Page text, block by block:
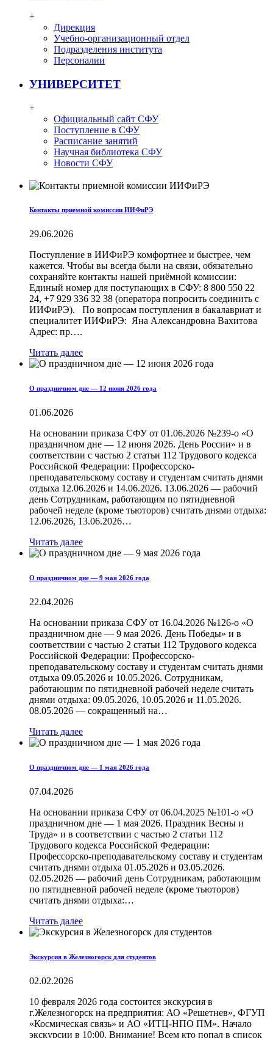
+
Дирекция
Учебно-организационный отдел
Подразделения института
Персоналии
УНИВЕРСИТЕТ
+
Официальный сайт СФУ
Поступление в СФУ
Расписание занятий
Научная библиотека СФУ
Новости СФУ
Контакты приемной комиссии ИИФиРЭ
29.06.2026
Поступление в ИИФиРЭ комфортнее и быстрее, чем
кажется. Чтобы вы всегда были на связи, обязательно
сохраняйте контакты нашей приёмной комиссии:
Единый номер для поступающих в СФУ: 8 800 550 22
24, +7 929 336 32 38 (оператора попросить соединить с
ИИФиРЭ). По вопросам поступления в бакалавриат и
специалитет ИИФиРЭ: Яна Александровна Вахитова
Адрес: пр….
Читать далее
О праздничном дне — 12 июня 2026 года
01.06.2026
На основании приказа СФУ от 01.06.2026 №239-о «О
праздничном дне — 12 июня 2026. День России» и в
соответствии с частью 2 статьи 112 Трудового кодекса
Российской Федерации: Профессорско-
преподавательскому составу и студентам считать днями
отдыха 12.06.2026 и 14.06.2026. 13.06.2026 — рабочий
день Сотрудникам, работающим по пятидневной
рабочей неделе (кроме тьюторов) считать днями отдыха:
12.06.2026, 13.06.2026…
Читать далее
О праздничном дне — 9 мая 2026 года
22.04.2026
На основании приказа СФУ от 16.04.2026 №126-о «О
праздничном дне — 9 мая 2026. День Победы» и в
соответствии с частью 2 статьи 112 Трудового кодекса
Российской Федерации: Профессорско-
преподавательскому составу и студентам считать днями
отдыха 09.05.2026 и 10.05.2026. Сотрудникам,
работающим по пятидневной рабочей неделе считать
днями отдыха: 09.05.2026, 10.05.2026 и 11.05.2026.
08.05.2026 — сокращенный на…
Читать далее
О праздничном дне — 1 мая 2026 года
07.04.2026
На основании приказа СФУ от 06.04.2025 №101-о «О
праздничном дне — 1 мая 2026. Праздник Весны и
Труда» и в соответствии с частью 2 статьи 112
Трудового кодекса Российской Федерации:
Профессорско-преподавательскому составу и студентам
считать днями отдыха 01.05.2026 и 03.05.2026.
02.05.2026 — рабочий день Сотрудникам, работающим
по пятидневной рабочей неделе (кроме тьюторов)
считать днями отдыха:…
Читать далее
Экскурсия в Железногорск для студентов
02.02.2026
10 февраля 2026 года состоится экскурсия в
г.Железногорск на предприятия: АО «Решетнев», ФГУП
«Космическая связь» и АО «ИТЦ-НПО ПМ». Начало
экскурсии в 10:00. Внимание! Всем кто попал в список